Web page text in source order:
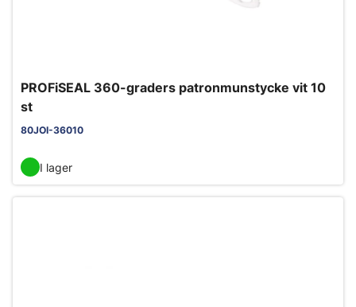
PROFiSEAL 360-graders patronmunstycke vit 10
st
80JOI-36010
I lager